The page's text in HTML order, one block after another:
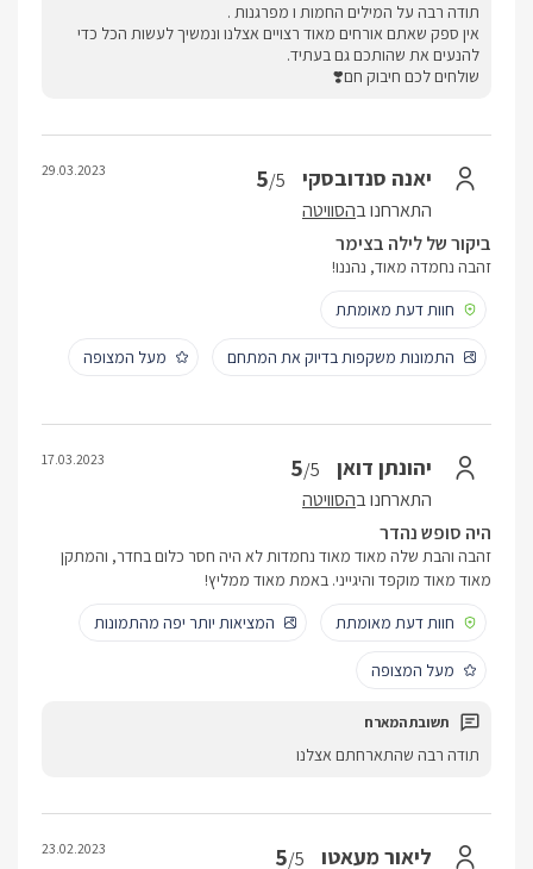
תודה רבה על המילים החמות ו מפרגנות .
אין ספק שאתם אורחים מאוד רצויים אצלנו ונמשיך לעשות הכל כדי
להנעים את שהותכם גם בעתיד.
שולחים לכם חיבוק חם❣️
יאנה סנדובסקי 5/5
התארחנו בהסוויטה
29.03.2023
ביקור של לילה בצימר
זהבה נחמדה מאוד, נהננו!
חוות דעת מאומתת
התמונות משקפות בדיוק את המתחם מעל המצופה
יהונתן דואן 5/5
התארחנו בהסוויטה
17.03.2023
היה סופש נהדר
זהבה והבת שלה מאוד מאוד נחמדות לא היה חסר כלום בחדר, והמתקן
מאוד מאוד מוקפד והיגייני. באמת מאוד ממליץ!
חוות דעת מאומתת
המציאות יותר יפה מהתמונות
מעל המצופה
תודה רבה שהתארחתם אצלנו
ליאור מעאטו 5/5
23.02.2023